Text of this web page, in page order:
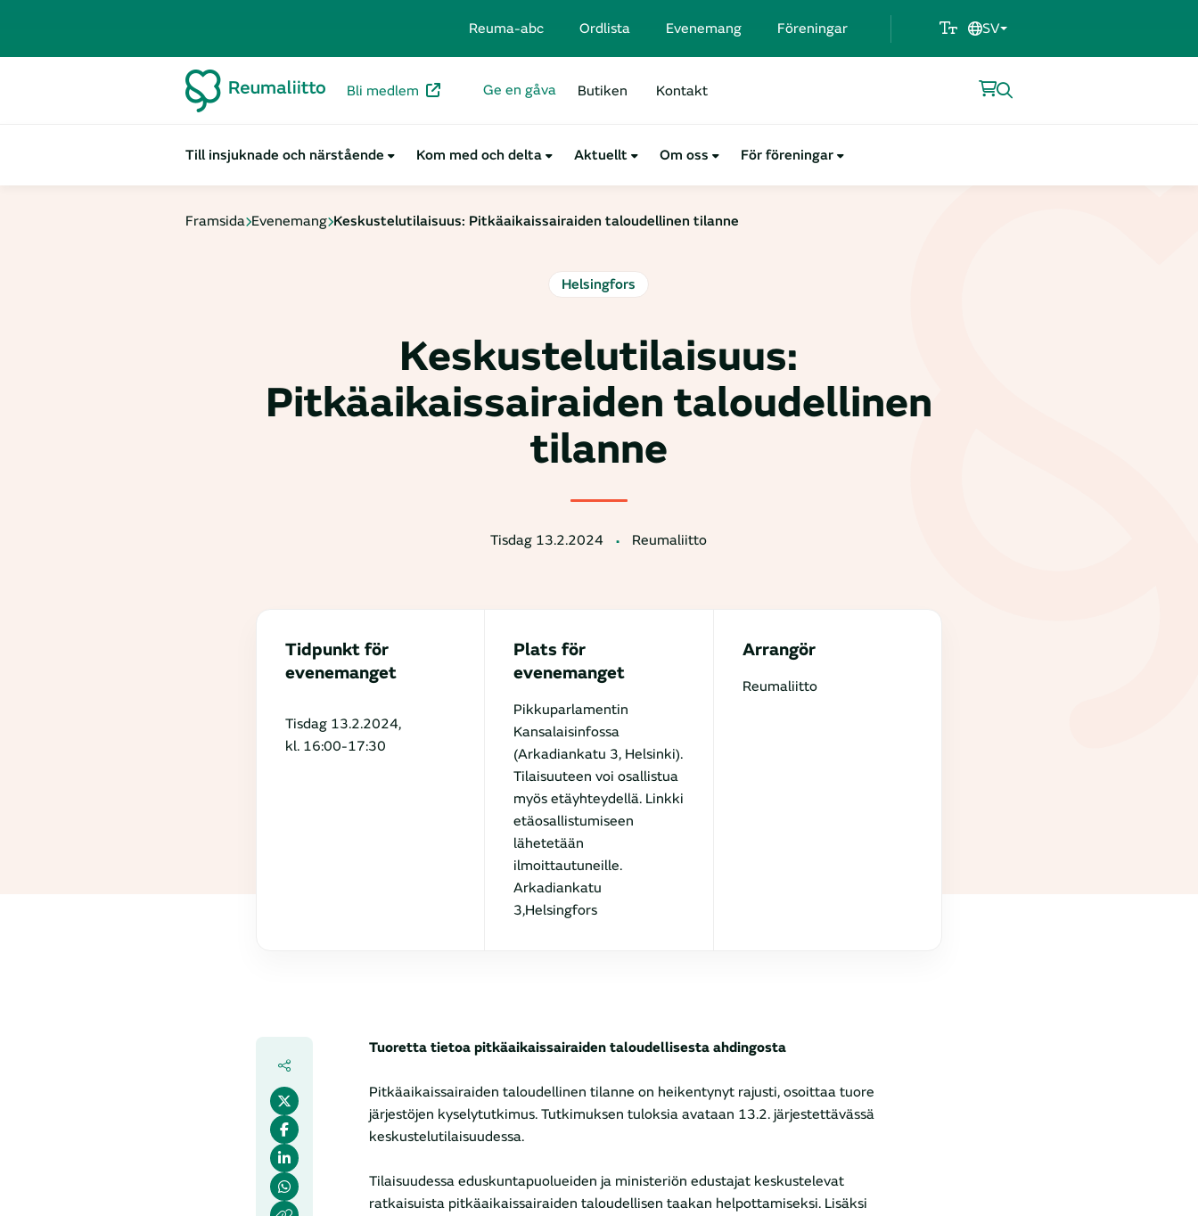
Reuma-abc Ordlista Evenemang Föreningar SV
Bli medlem Ge en gåva Butiken Kontakt
Till insjuknade och närstående Kom med och delta Aktuellt Om oss För föreningar
Framsida Evenemang Keskustelutilaisuus: Pitkäaikaissairaiden taloudellinen tilanne
Helsingfors
Keskustelutilaisuus:
Pitkäaikaissairaiden taloudellinen
tilanne
Tisdag 13.2.2024 Reumaliitto
Tidpunkt för
evenemanget
Tisdag 13.2.2024,
kl. 16:00-17:30
Plats för
evenemanget
Pikkuparlamentin
Kansalaisinfossa
(Arkadiankatu 3, Helsinki).
Tilaisuuteen voi osallistua
myös etäyhteydellä. Linkki
etäosallistumiseen
lähetetään
ilmoittautuneille.
Arkadiankatu
3,Helsingfors
Arrangör
Reumaliitto
Tuoretta tietoa pitkäaikaissairaiden taloudellisesta ahdingosta
Pitkäaikaissairaiden taloudellinen tilanne on heikentynyt rajusti, osoittaa tuore
järjestöjen kyselytutkimus. Tutkimuksen tuloksia avataan 13.2. järjestettävässä
keskustelutilaisuudessa.
Tilaisuudessa eduskuntapuolueiden ja ministeriön edustajat keskustelevat
ratkaisuista pitkäaikaissairaiden taloudellisen taakan helpottamiseksi. Lisäksi